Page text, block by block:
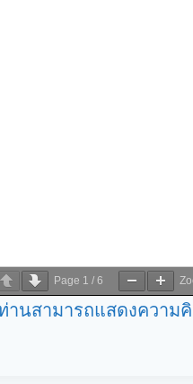
Page 1 / 6
านสามารถแสดงความคิ